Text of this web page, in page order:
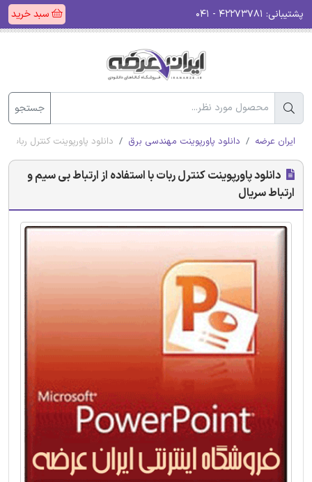
پشتیبانی: سبد خرید
جستجو
ایران عرضه دانلود پاورپوینت مهندسی برق دانلود پاورپوینت کنترل ربات
دانلود پاورپوینت کنترل ربات با استفاده از ارتباط بی سیم و
ارتباط سریال